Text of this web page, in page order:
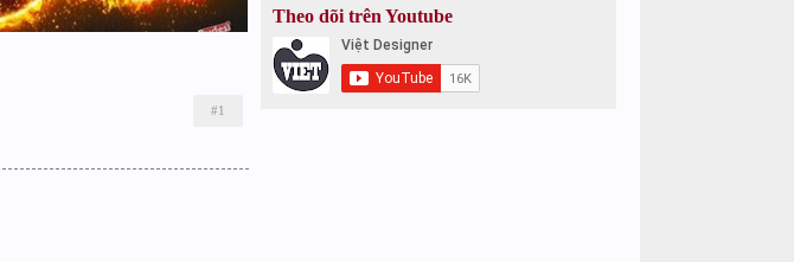
#1
Theo dõi trên Youtube